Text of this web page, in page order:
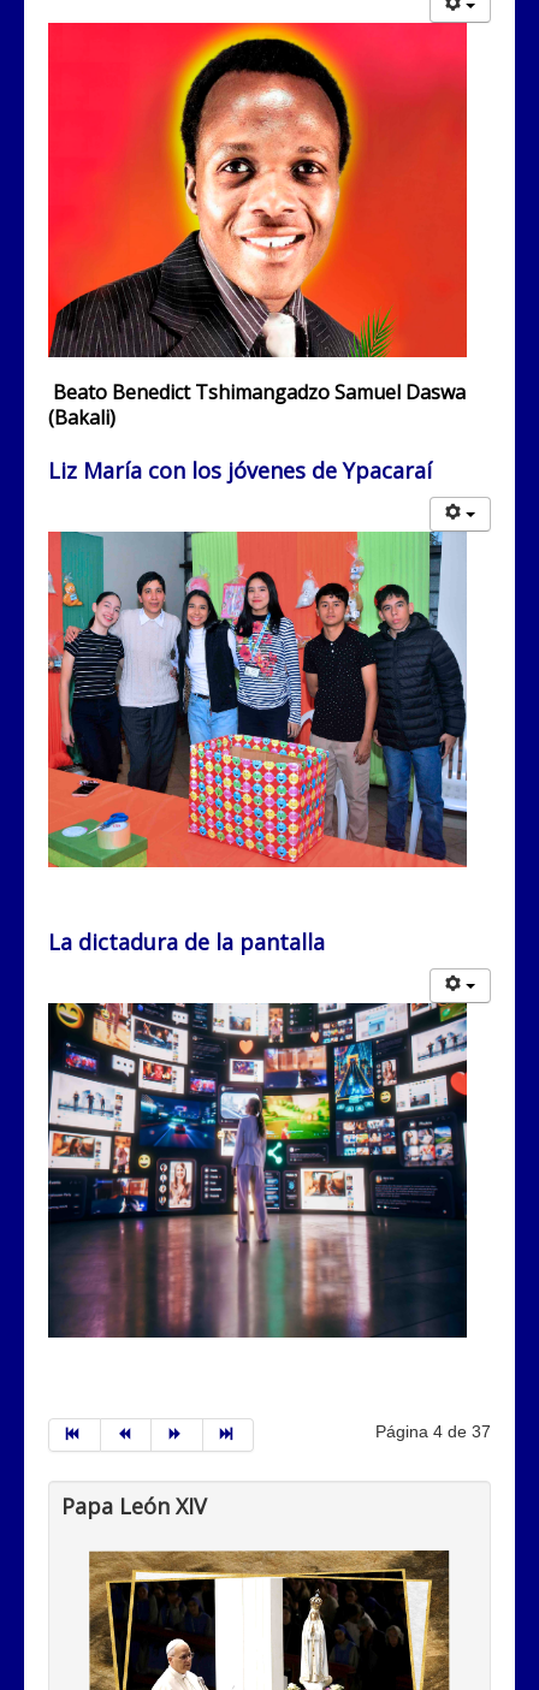
Beato Benedict Tshimangadzo Samuel Daswa
(Bakali)
Liz María con los jóvenes de Ypacaraí
La dictadura de la pantalla
Página 4 de 37
Papa León XIV